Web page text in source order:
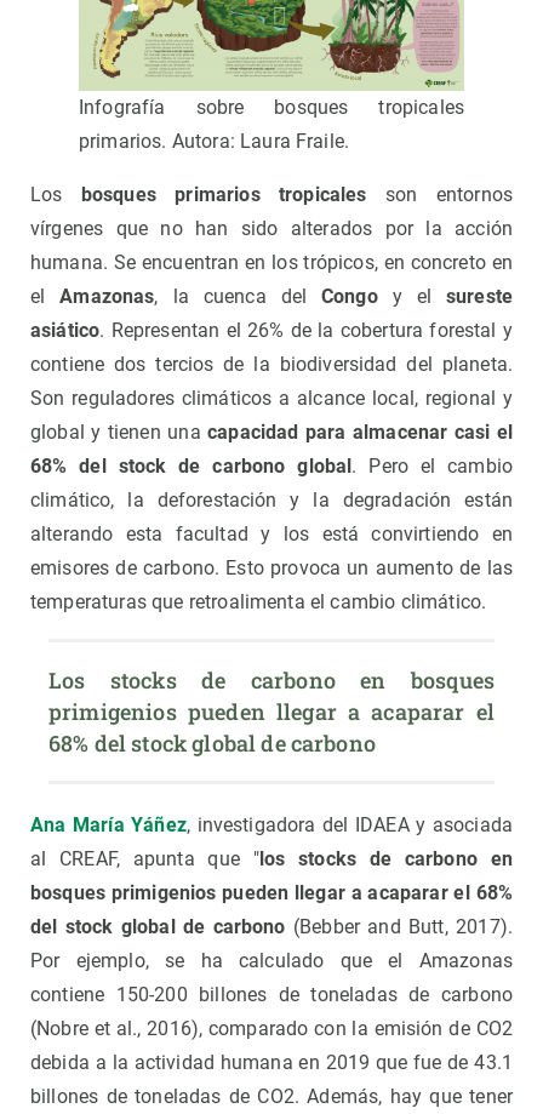
Infografía sobre bosques tropicales
primarios. Autora: Laura Fraile.
Los bosques primarios tropicales son entornos
vírgenes que no han sido alterados por la acción
humana. Se encuentran en los trópicos, en concreto en
elAmazonas, la cuenca del Congoy el sureste
asiático. Representan el 26% de la cobertura forestal y
contiene dos tercios de la biodiversidad del planeta.
Son reguladores climáticos a alcance local, regional y
global y tienen unacapacidad para almacenar casi el
68% del stock de carbono global . Pero el cambio
climático, la deforestación y la degradación están
alterando esta facultad y los está convirtiendo en
emisores de carbono. Esto provoca un aumento de las
temperaturas que retroalimenta el cambio climático.
Los stocks de carbono en bosques
primigenios pueden llegar a acaparar el
68% del stock global de carbono
Ana María Yáñez, investigadora del IDAEA y asociada
al CREAF, apunta que "los stocks de carbono en
bosques primigenios pueden llegar a acaparar el 68%
del stock global de carbono (Bebber and Butt, 2017).
Por ejemplo, se ha calculado que el Amazonas
contiene 150-200 billones de toneladas de carbono
(Nobre et al., 2016), comparado con la emisión de CO2
debida a la actividad humana en 2019 que fue de 43.1
billones de toneladas de CO2. Además, hay que tener